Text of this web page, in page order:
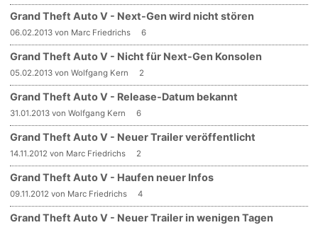
Grand Theft Auto V - Next-Gen wird nicht stören
06.02.2013 von Marc Friedrichs 6
Grand Theft Auto V - Nicht für Next-Gen Konsolen
05.02.2013 von Wolfgang Kern 2
Grand Theft Auto V - Release-Datum bekannt
31.01.2013 von Wolfgang Kern 6
Grand Theft Auto V - Neuer Trailer veröffentlicht
14.11.2012 von Marc Friedrichs 2
Grand Theft Auto V - Haufen neuer Infos
09.11.2012 von Marc Friedrichs 4
Grand Theft Auto V - Neuer Trailer in wenigen Tagen